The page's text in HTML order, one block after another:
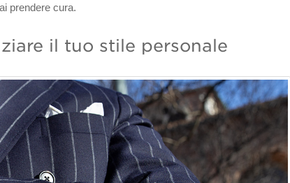
prendere cura.
il tuo stile personale